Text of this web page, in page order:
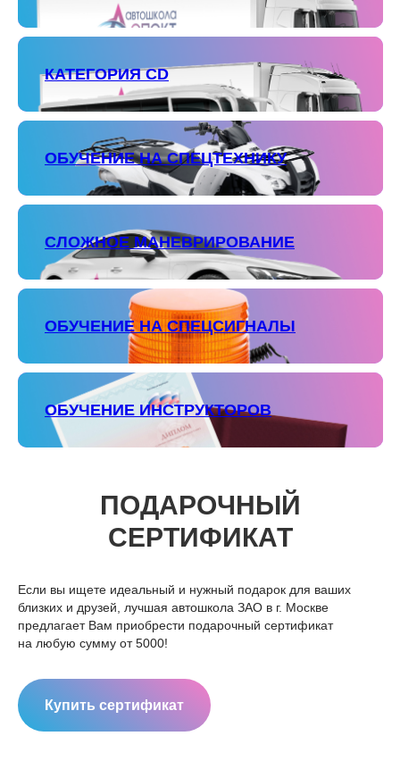
КАТЕГОРИЯ СD
ОБУЧЕНИЕ НА СПЕЦТЕХНИКУ
СЛОЖНОЕ МАНЕВРИРОВАНИЕ
ОБУЧЕНИЕ НА СПЕЦСИГНАЛЫ
ОБУЧЕНИЕ ИНСТРУКТОРОВ
ПОДАРОЧНЫЙ
СЕРТИФИКАТ
Если вы ищете идеальный и нужный подарок для ваших
близких и друзей, лучшая автошкола ЗАО в г. Москве
предлагает Вам приобрести подарочный сертификат
на любую сумму от 5000!
Купить сертификат